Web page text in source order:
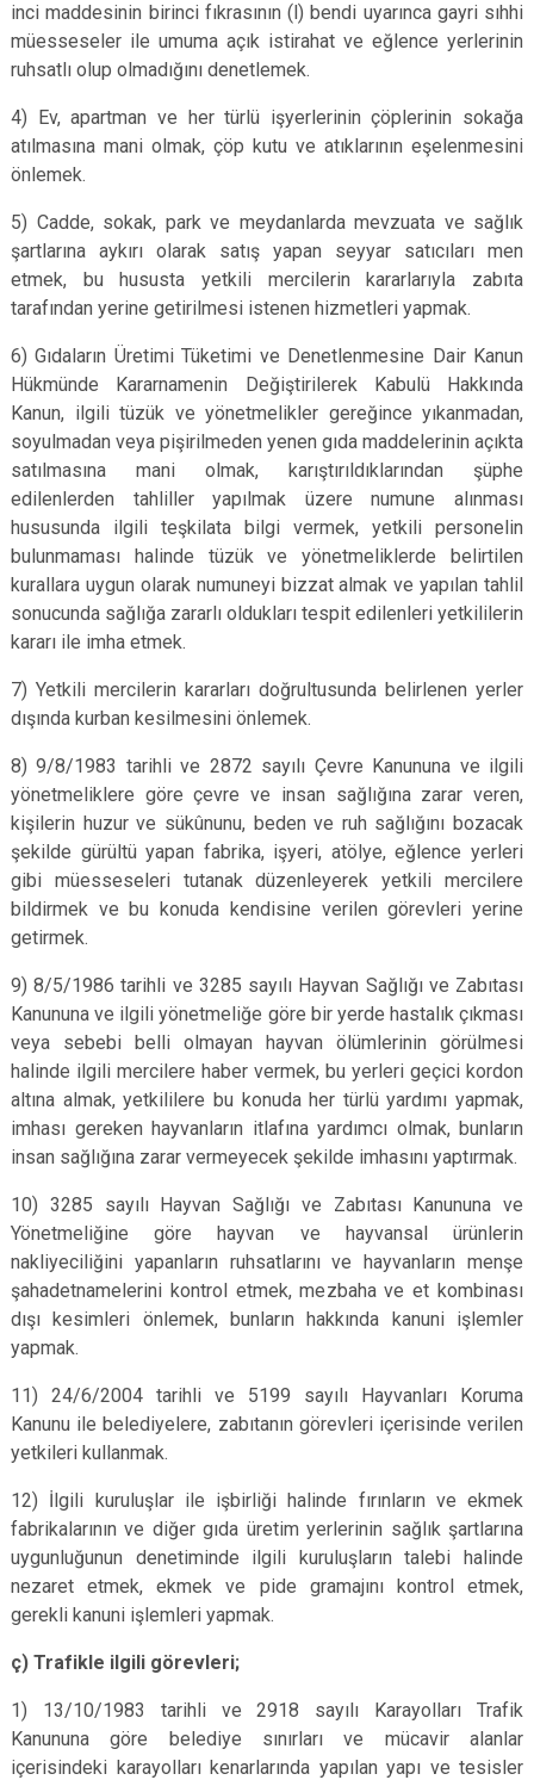
inci maddesinin birinci fıkrasının (l) bendi uyarınca gayri sıhhi
müesseseler ile umuma açık istirahat ve eğlence yerlerinin
ruhsatlı olup olmadığını denetlemek.
4) Ev, apartman ve her türlü işyerlerinin çöplerinin sokağa
atılmasına mani olmak, çöp kutu ve atıklarının eşelenmesini
önlemek.
5) Cadde, sokak, park ve meydanlarda mevzuata ve sağlık
şartlarına aykırı olarak satış yapan seyyar satıcıları men
etmek, bu hususta yetkili mercilerin kararlarıyla zabıta
tarafından yerine getirilmesi istenen hizmetleri yapmak.
6) Gıdaların Üretimi Tüketimi ve Denetlenmesine Dair Kanun
Hükmünde Kararnamenin Değiştirilerek Kabulü Hakkında
Kanun, ilgili tüzük ve yönetmelikler gereğince yıkanmadan,
soyulmadan veya pişirilmeden yenen gıda maddelerinin açıkta
satılmasına mani olmak, karıştırıldıklarından şüphe
edilenlerden tahliller yapılmak üzere numune alınması
hususunda ilgili teşkilata bilgi vermek, yetkili personelin
bulunmaması halinde tüzük ve yönetmeliklerde belirtilen
kurallara uygun olarak numuneyi bizzat almak ve yapılan tahlil
sonucunda sağlığa zararlı oldukları tespit edilenleri yetkililerin
kararı ile imha etmek.
7) Yetkili mercilerin kararları doğrultusunda belirlenen yerler
dışında kurban kesilmesini önlemek.
8) 9/8/1983 tarihli ve 2872 sayılı Çevre Kanununa ve ilgili
yönetmeliklere göre çevre ve insan sağlığına zarar veren,
kişilerin huzur ve sükûnunu, beden ve ruh sağlığını bozacak
şekilde gürültü yapan fabrika, işyeri, atölye, eğlence yerleri
gibi müesseseleri tutanak düzenleyerek yetkili mercilere
bildirmek ve bu konuda kendisine verilen görevleri yerine
getirmek.
9) 8/5/1986 tarihli ve 3285 sayılı Hayvan Sağlığı ve Zabıtası
Kanununa ve ilgili yönetmeliğe göre bir yerde hastalık çıkması
veya sebebi belli olmayan hayvan ölümlerinin görülmesi
halinde ilgili mercilere haber vermek, bu yerleri geçici kordon
altına almak, yetkililere bu konuda her türlü yardımı yapmak,
imhası gereken hayvanların itlafına yardımcı olmak, bunların
insan sağlığına zarar vermeyecek şekilde imhasını yaptırmak.
10) 3285 sayılı Hayvan Sağlığı ve Zabıtası Kanununa ve
Yönetmeliğine göre hayvan ve hayvansal ürünlerin
nakliyeciliğini yapanların ruhsatlarını ve hayvanların menşe
şahadetnamelerini kontrol etmek, mezbaha ve et kombinası
dışı kesimleri önlemek, bunların hakkında kanuni işlemler
yapmak.
11) 24/6/2004 tarihli ve 5199 sayılı Hayvanları Koruma
Kanunu ile belediyelere, zabıtanın görevleri içerisinde verilen
yetkileri kullanmak.
12) İlgili kuruluşlar ile işbirliği halinde fırınların ve ekmek
fabrikalarının ve diğer gıda üretim yerlerinin sağlık şartlarına
uygunluğunun denetiminde ilgili kuruluşların talebi halinde
nezaret etmek, ekmek ve pide gramajını kontrol etmek,
gerekli kanuni işlemleri yapmak.
ç) Trafikle ilgili görevleri;
1) 13/10/1983 tarihli ve 2918 sayılı Karayolları Trafik
Kanununa göre belediye sınırları ve mücavir alanlar
içerisindeki karayolları kenarlarında yapılan yapı ve tesisler